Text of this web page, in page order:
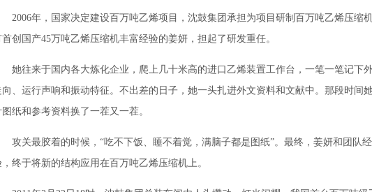
年，国家决定建设百万吨乙烯项目，沈鼓集团承担为项目研制百万吨乙烯压缩
首创国产45万吨乙烯压缩机丰富经验的姜妍，担起了研发重任。
往来于国内各大炼化企业，爬上几十米高的进口乙烯装置工作台，一笔一笔记下
向、运行声响和振动特征。不出差的日子，她一头扎进外文资料和文献中。那段时间
图纸和参考资料换了一茬又一茬。
关最胶着的时候，“吃不下饭、睡不着觉，满脑子都是图纸”。最终，姜妍和团队
，终于将新的结构应用在百万吨乙烯压缩机上。